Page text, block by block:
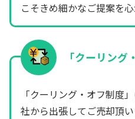
こそきめ細かなご提案を心
「クーリング
「クーリング・オフ制度
社から出張してご売却頂